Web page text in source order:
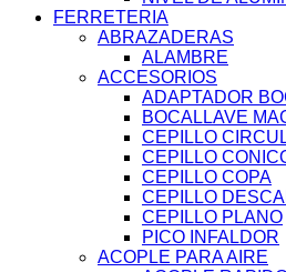
FERRETERIA
ABRAZADERAS
ALAMBRE
ACCESORIOS
ADAPTADOR
BOCALLAVE
CEPILLO
CEPILLO
CEPILLO COPA
CEPILLO
CEPILLO PLANO
PICO INFALDOR
ACOPLE PARA AIRE